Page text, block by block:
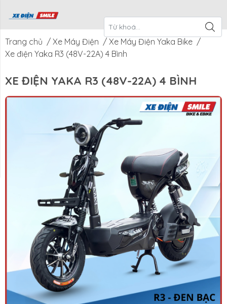
Xe Điện
Smile
CTKM Tháng
Trang chủ / Xe Máy Điện / Xe Máy Điện Yaka Bike /
Xe điện Yaka R3 (48V-22A) 4 Bình
XE ĐIỆN YAKA R3 (48V-22A) 4 BÌNH